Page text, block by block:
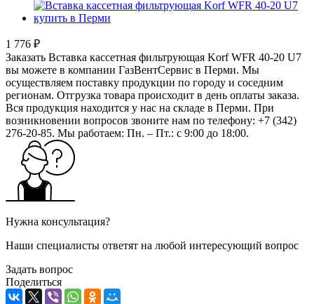
1 776 ₽
Заказать Вставка кассетная фильтрующая Korf WFR 40-20 U7
вы можете в компании ГазВентСервис в Перми. Мы
осуществляем поставку продукции по городу и соседним
регионам. Отгрузка товара происходит в день оплаты заказа.
Вся продукция находится у нас на складе в Перми. При
возникновении вопросов звоните нам по телефону: +7 (342)
276-20-85. Мы работаем: Пн. – Пт.: с 9:00 до 18:00.
Нужна консультация?
Наши специалисты ответят на любой интересующий вопрос
Задать вопрос
Поделиться